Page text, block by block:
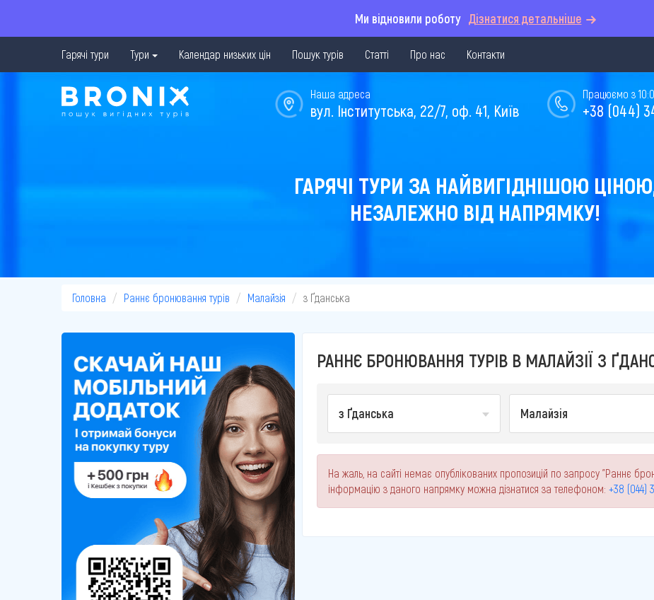
Ми відновили роботу Дізнатися детальніше
Гарячі тури Тури Календар низьких цін Пошук турів Статті Про нас Контакти
Працюємо з
+38 (044)
Наша адреса
вул. Інститутська, 22/7, оф. 41, Київ
ГАРЯЧІ ТУРИ ЗА НАЙВИГІДНІШОЮ
НЕЗАЛЕЖНО ВІД НАПРЯМКУ!
Головна Раннє бронювання турів Малайзія з Ґданська
РАННЄ БРОНЮВАННЯ ТУРІВ В МАЛАЙЗІЇ З
з Ґданська Малайзія
На жаль, на сайті немає опублікованих пропозицій по запросу "Раннє
інформацію з даного напрямку можна дізнатися за телефоном: +38 (044)